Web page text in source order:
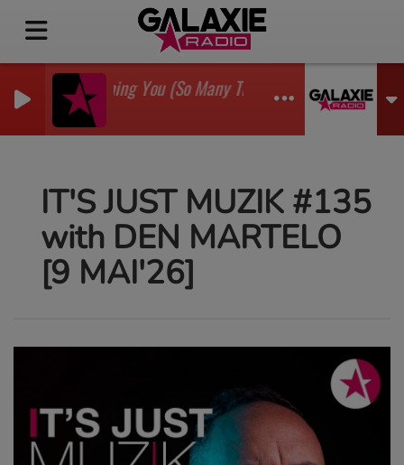
I'm Watching You (So Many Times) (Sean Finn Remix)
GADJO
IT'S JUST MUZIK #135
with DEN MARTELO
[9 MAI'26]